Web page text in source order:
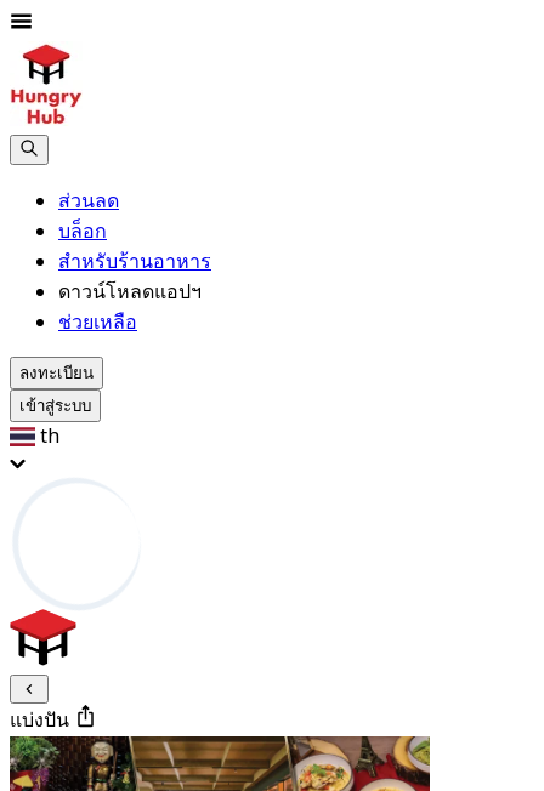
ส่วนลด
บล็อก
สำหรับร้านอาหาร
ดาวน์โหลดแอปฯ
ช่วยเหลือ
ลงทะเบียน
เข้าสู่ระบบ
th
แบ่งปัน